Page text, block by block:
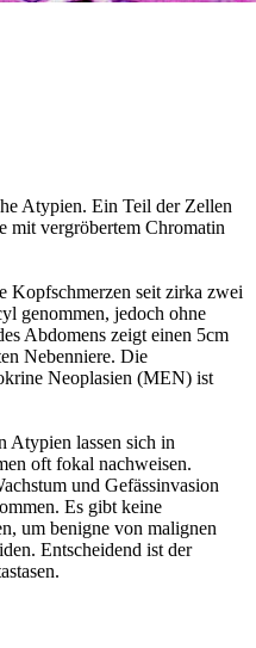
Atypien. Ein Teil der Zellen
mit vergröbertem Chromatin
Kopfschmerzen seit zirka zwei
genommen, jedoch ohne
Abdomens zeigt einen 5cm
Nebenniere. Die
Neoplasien (MEN) ist
Atypien lassen sich in
oft fokal nachweisen.
und Gefässinvasion
Es gibt keine
um benigne von malignen
Entscheidend ist der